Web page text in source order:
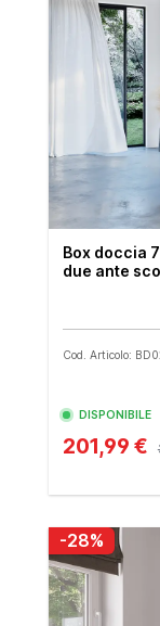
Box doccia
due ante
Cod. Articolo:
DISPONIBILE
201,99 €
-28%